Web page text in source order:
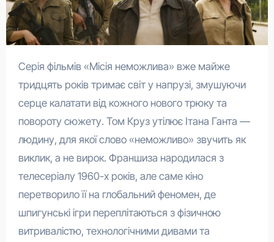
Серія фільмів «Місія неможлива» вже майже
тридцять років тримає світ у напрузі, змушуючи
серце калатати від кожного нового трюку та
повороту сюжету. Том Круз утілює Ітана Ганта —
людину, для якої слово «неможливо» звучить як
виклик, а не вирок. Франшиза народилася з
телесеріалу 1960-х років, але саме кіно
перетворило її на глобальний феномен, де
шпигунські ігри переплітаються з фізичною
витривалістю, технологічними дивами та